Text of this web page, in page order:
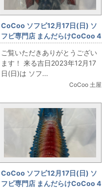
CoCoo ソフビ12月17日(日) ソ
フビ専門店 まんだらけCoCoo 4
周年記念 「マーミット ブリザー
ド 緑成型」
ご覧いただきありがとうござい
ます！ 来る吉日2023年12月17
日(日)は ソフ...
CoCoo 土屋
CoCoo ソフビ12月17日(日) ソ
フビ専門店 まんだらけCoCoo 4